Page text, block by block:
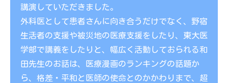
講演していただきました。
外科医として患者さんに向き合うだけでなく、野宿
生活者の支援や被災地の医療支援をしたり、東大医
学部で講義をしたりと、幅広く活動しておられる和
田先生のお話は、医療漫画のランキングの話題か
ら、格差・平和と医師の使命とのかかわりまで、超